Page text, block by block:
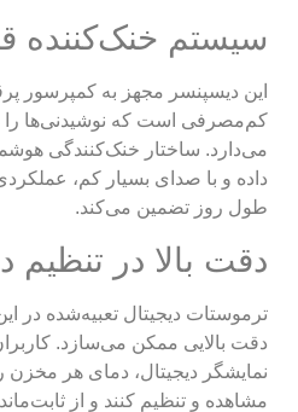
سیستم خنک‌کننده
این دیسپنسر مجهز به کمپرسور
کم‌مصرفی است که نوشیدنی‌ها را
می‌دارد. ساختار خنک‌کنندگی
داده و با صدای بسیار کم،
طول روز تضمین می‌کند.
دقت بالا در تنظیم
ترموستات دیجیتال تعبیه‌شده در
دقت بالایی ممکن می‌سازد.
نمایشگر دیجیتال، دمای هر مخزن
مشاهده و تنظیم کنند و از